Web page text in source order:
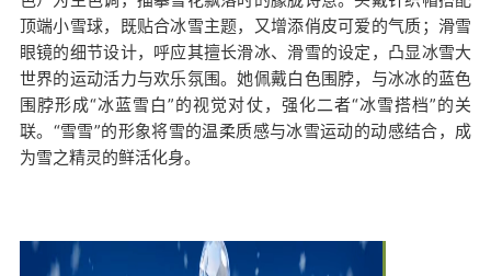
顶端小雪球，既贴合冰雪主题，又增添俏皮可爱的气质；滑雪
眼镜的细节设计，呼应其擅长滑冰、滑雪的设定，凸显冰雪大
世界的运动活力与欢乐氛围。她佩戴白色围脖，与冰冰的蓝色
围脖形成“冰蓝雪白”的视觉对仗，强化二者“冰雪搭档”的关
联。“雪雪”的形象将雪的温柔质感与冰雪运动的动感结合，成
为雪之精灵的鲜活化身。